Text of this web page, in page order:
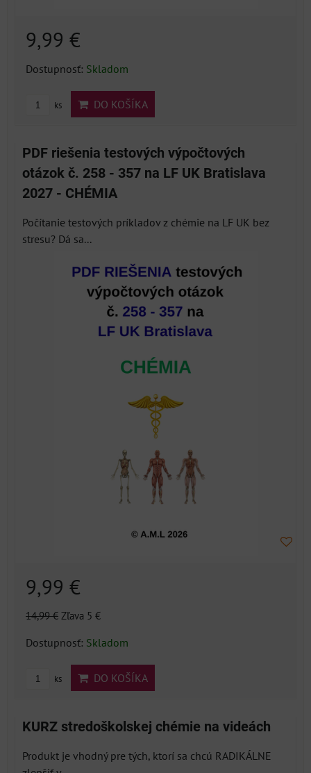
9,99 €
Dostupnosť: Skladom
ks DO KOŠÍKA
PDF riešenia testových výpočtových
otázok č. 258 - 357 na LF UK Bratislava
2027 - CHÉMIA
Počítanie testových príkladov z chémie na LF UK bez
stresu? Dá sa...
9,99 €
14,99 € Zľava 5 €
Dostupnosť: Skladom
ks DO KOŠÍKA
KURZ stredoškolskej chémie na videách
Produkt je vhodný pre tých, ktorí sa chcú RADIKÁLNE